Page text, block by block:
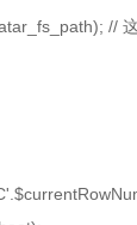
// 这